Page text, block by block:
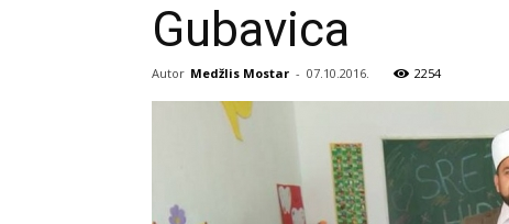
Gubavica
Autor Medžlis Mostar - 07.10.2016. 2254